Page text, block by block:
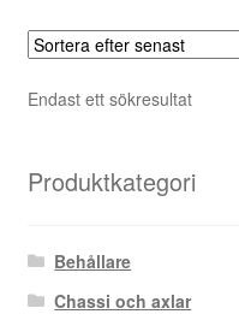
Endast ett sökresultat
Produktkategori
Behållare
Chassi och axlar